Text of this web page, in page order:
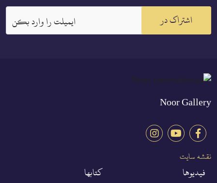
ايميلت را وارد بكن اشتراک در
Noor Gallery
نقشه سایت
فيديوها
كتابها